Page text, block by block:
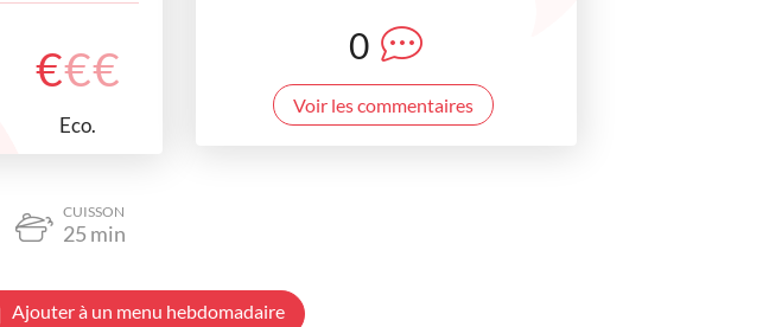
€€€
Eco.
0
Voir les commentaires
CUISSON
25 min
Ajouter à un menu hebdomadaire